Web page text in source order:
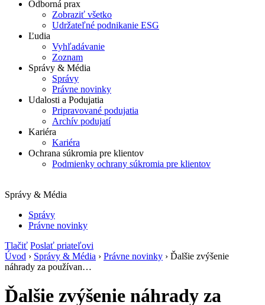
Odborná prax
Zobraziť všetko
Udržateľné podnikanie ESG
Ľudia
Vyhľadávanie
Zoznam
Správy & Média
Správy
Právne novinky
Udalosti a Podujatia
Pripravované podujatia
Archív podujatí
Kariéra
Kariéra
Ochrana súkromia pre klientov
Podmienky ochrany súkromia pre klientov
Správy & Média
Správy
Právne novinky
Tlačiť Poslať priateľovi
Úvod › Správy & Média › Právne novinky › Ďalšie zvýšenie
náhrady za používan…
Ďalšie zvýšenie náhrady za